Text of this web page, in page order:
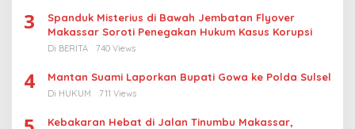
3
Spanduk Misterius di Bawah Jembatan Flyover
Makassar Soroti Penegakan Hukum Kasus Korupsi
Di BERITA 740 Views
4 Mantan Suami Laporkan Bupati Gowa ke Polda Sulsel
Di HUKUM 711 Views
Kebakaran Hebat di Jalan Tinumbu Makassar,